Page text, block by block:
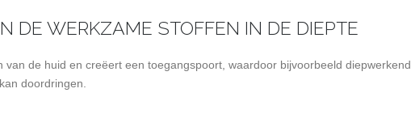
DE WERKZAME STOFFEN IN DE DIEPTE
van de huid en creëert een toegangspoort, waardoor bijvoorbeeld diepwerkend
doordringen.